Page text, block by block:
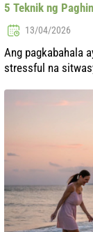
5 Teknik ng
13/04/2026
Ang pagkabahala
stressful na
Ang kakayahang